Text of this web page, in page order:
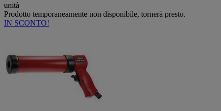
unità
Prodotto temporaneamente non disponibile, tornerà presto.
IN SCONTO!